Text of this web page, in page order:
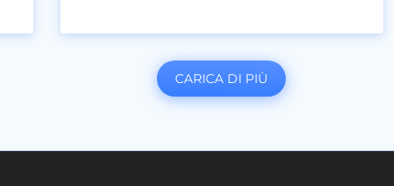
CARICA DI PIÙ